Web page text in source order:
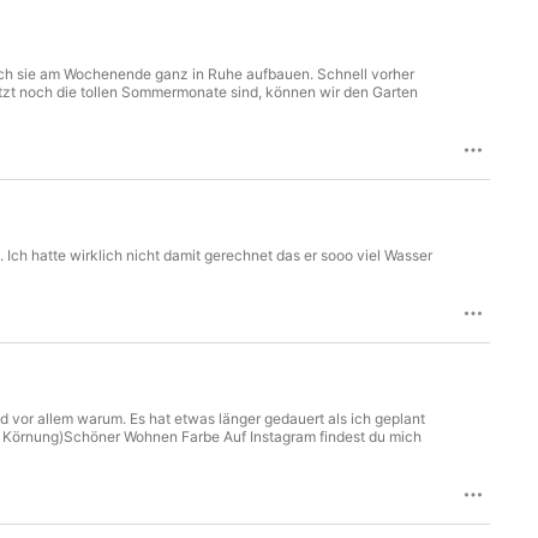
sie am Wochenende ganz in Ruhe aufbauen. Schnell vorher
noch die tollen Sommermonate sind, können wir den Garten
hatte wirklich nicht damit gerechnet das er sooo viel Wasser
allem warum. Es hat etwas länger gedauert als ich geplant
Wohnen Farbe Auf Instagram findest du mich